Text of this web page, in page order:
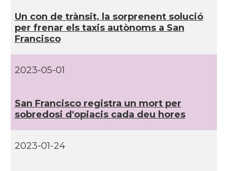
CAMON Catalans a SAINT LOUIS
CAMON
CAMON
CAMON Catalans a SAN FRANCISCO
Un con de trànsit, la sorprenent solució
per frenar els taxis autònoms a San
Francisco
2023-05-01
San Francisco registra un mort per
sobredosi d'opiacis cada deu hores
2023-01-24